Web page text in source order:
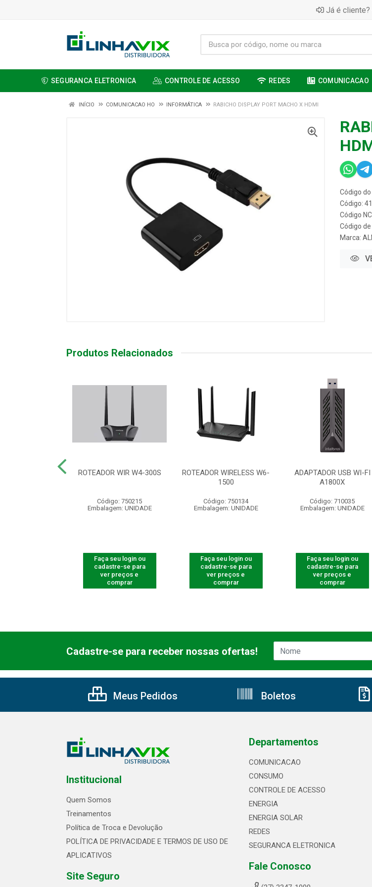
Já é cliente?
SEGURANCA ELETRONICA CONTROLE DE ACESSO REDES COMUNICACAO
INÍCIO COMUNICACAO HO INFORMÁTICA RABICHO DISPLAY PORT MACHO X HDMI
Código
Código:
Código
Código
Marca:
Produtos Relacionados
ROTEADOR WIR W4-300S
Código: 750215
Embalagem: UNIDADE
Faça seu login ou
cadastre-se para
ver preços e
comprar
ROTEADOR WIRELESS W6-
1500
Código: 750134
Embalagem: UNIDADE
Faça seu login ou
cadastre-se para
ver preços e
comprar
ADAPTADOR USB WI-FI
A1800X
Código: 710035
Embalagem: UNIDADE
Faça seu login ou
cadastre-se para
ver preços e
comprar
Cadastre-se para receber nossas ofertas!
Meus Pedidos Boletos
Institucional
Quem Somos
Treinamentos
Política de Troca e Devolução
POLÍTICA DE PRIVACIDADE E TERMOS DE USO DE
APLICATIVOS
Site Seguro
Departamentos
COMUNICACAO
CONSUMO
CONTROLE DE ACESSO
ENERGIA
ENERGIA SOLAR
REDES
SEGURANCA ELETRONICA
Fale Conosco